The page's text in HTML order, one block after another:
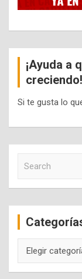
¡Ayuda a
creciendo!
Si te gusta lo
c